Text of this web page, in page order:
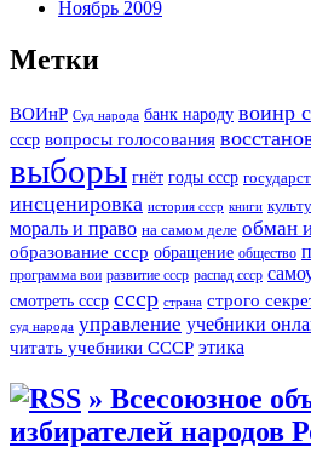
Ноябрь 2009
Метки
ВОИнР Суд народа банк народу воинр
ссср вопросы голосования
выборы гнёт годы ссср
инсценировка история ссср книги
мораль и право на самом деле обман
образование ссср обращение общество
программа вои развитие ссср распад ссср
смотреть ссср ссср страна строго
суд народа управление учебники
читать учебники СССР этика
» Всесоюзное
избирателей народов